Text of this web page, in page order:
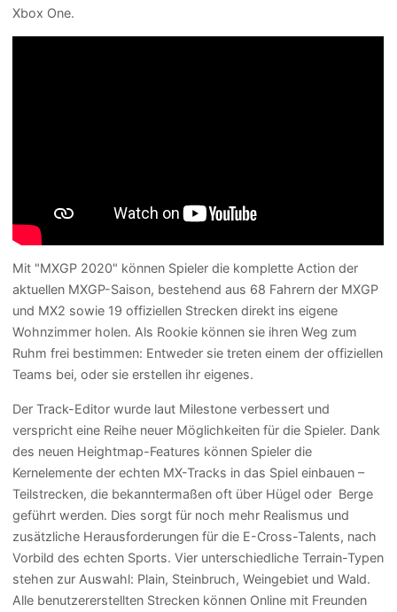
Xbox One.
Mit "MXGP 2020" können Spieler die komplette Action der
aktuellen MXGP-Saison, bestehend aus 68 Fahrern der MXGP
und MX2 sowie 19 offiziellen Strecken direkt ins eigene
Wohnzimmer holen. Als Rookie können sie ihren Weg zum
Ruhm frei bestimmen: Entweder sie treten einem der offiziellen
Teams bei, oder sie erstellen ihr eigenes.
Der Track-Editor wurde laut Milestone verbessert und
verspricht eine Reihe neuer Möglichkeiten für die Spieler. Dank
des neuen Heightmap-Features können Spieler die
Kernelemente der echten MX-Tracks in das Spiel einbauen –
Teilstrecken, die bekanntermaßen oft über Hügel oder Berge
geführt werden. Dies sorgt für noch mehr Realismus und
zusätzliche Herausforderungen für die E-Cross-Talents, nach
Vorbild des echten Sports. Vier unterschiedliche Terrain-Typen
stehen zur Auswahl: Plain, Steinbruch, Weingebiet und Wald.
Alle benutzererstellten Strecken können Online mit Freunden